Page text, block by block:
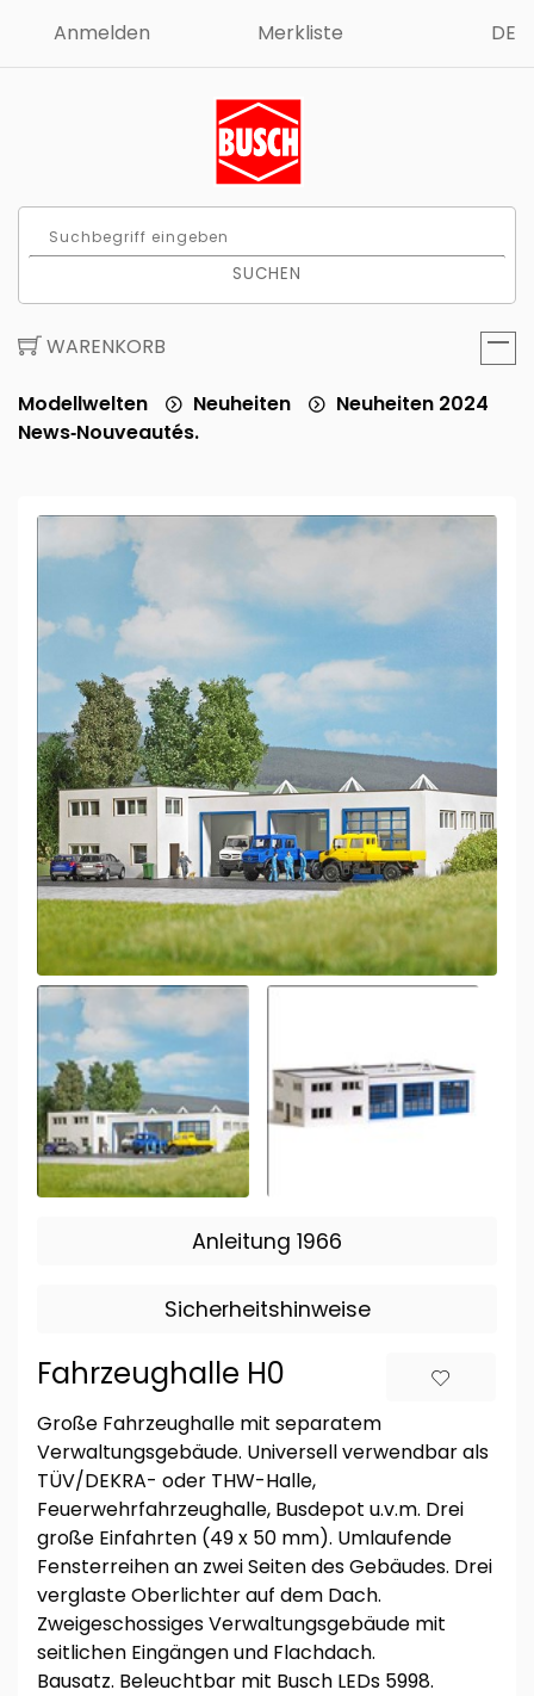
Anmelden Merkliste DE
SUCHEN
WARENKORB
Modellwelten Neuheiten
Neuheiten 2024
News‑Nouveautés.
Anleitung 1966
Sicherheitshinweise
Fahrzeughalle H0
Große Fahrzeughalle mit separatem
Verwaltungsgebäude. Universell verwendbar als
TÜV/DEKRA- oder THW-Halle,
Feuerwehrfahrzeughalle, Busdepot u.v.m. Drei
große Einfahrten (49 x 50 mm). Umlaufende
Fensterreihen an zwei Seiten des Gebäudes. Drei
verglaste Oberlichter auf dem Dach.
Zweigeschossiges Verwaltungsgebäude mit
seitlichen Eingängen und Flachdach.
Bausatz. Beleuchtbar mit Busch LEDs 5998.